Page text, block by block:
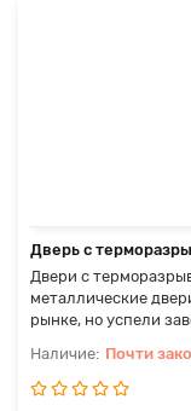
Дверь с
Двери с
металлические
рынке, но успели
Почти